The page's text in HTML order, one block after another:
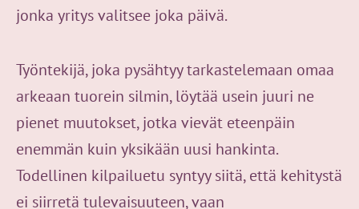
jonka yritys valitsee joka päivä.
Työntekijä, joka pysähtyy tarkastelemaan omaa
arkeaan tuorein silmin, löytää usein juuri ne
pienet muutokset, jotka vievät eteenpäin
enemmän kuin yksikään uusi hankinta.
Todellinen kilpailuetu syntyy siitä, että kehitystä
ei siirretä tulevaisuuteen, vaan